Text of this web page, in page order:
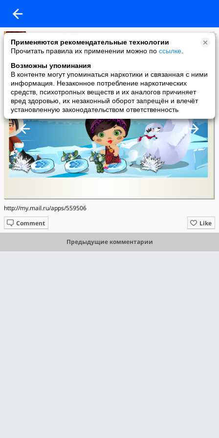
Применяются рекомендательные технологии
Прочитать правила их применении можно по ссылке
Возможны упоминания
В контенте могут упоминаться наркотики и связанная с ними
информация. Незаконное потребление наркотических
средств, психотропных веществ и их аналогов причиняет
вред здоровью, их незаконный оборот запрещён и влечёт
установленную законодательством ответственность
Svetlana Velichkina
added a photo
21 Dec в 18:41
http://my.mail.ru/apps/559506
Like
Comment
Предыдущие комментарии